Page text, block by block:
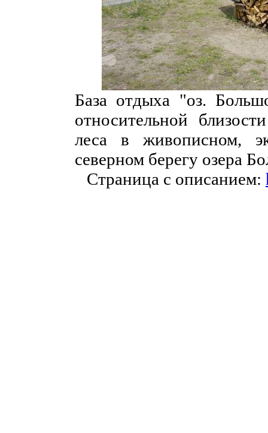
База отдыха "оз.
относительной
леса в живописном,
северном берегу озера
Страница с описанием: